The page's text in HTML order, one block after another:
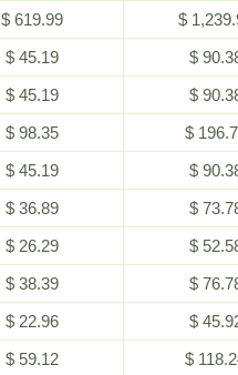
$ 619.99
$
$ 45.19
$
$ 45.19
$
$ 98.35
$
$ 45.19
$
$ 36.89
$
$ 26.29
$
$ 38.39
$
$ 22.96
$
$ 59.12
$